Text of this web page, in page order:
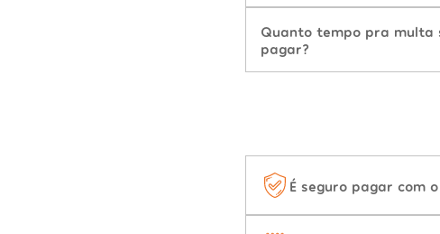
Quanto tempo pra multa
pagar?
É seguro pagar com